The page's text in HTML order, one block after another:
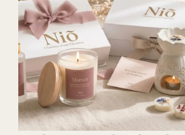
qui
aime
son
intérieur